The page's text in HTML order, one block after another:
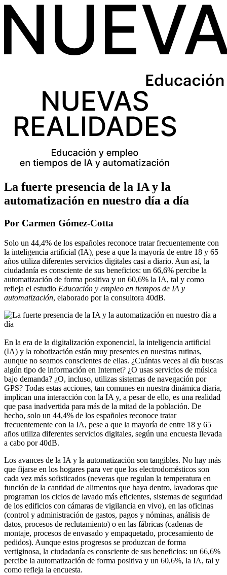
La fuerte presencia de la IA y la
automatización en nuestro día a día
Por Carmen Gómez-Cotta
Solo un 44,4% de los españoles reconoce tratar frecuentemente con
la inteligencia artificial (IA), pese a que la mayoría de entre 18 y 65
años utiliza diferentes servicios digitales casi a diario. Aun así, la
ciudadanía es consciente de sus beneficios: un 66,6% percibe la
automatización de forma positiva y un 60,6% la IA, tal y como
refleja el estudio Educación y empleo en tiempos de IA y
automatización, elaborado por la consultora 40dB.
En la era de la digitalización exponencial, la inteligencia artificial
(IA) y la robotización están muy presentes en nuestras rutinas,
aunque no seamos conscientes de ellas. ¿Cuántas veces al día buscas
algún tipo de información en Internet? ¿O usas servicios de música
bajo demanda? ¿O, incluso, utilizas sistemas de navegación por
GPS? Todas estas acciones, tan comunes en nuestra dinámica diaria,
implican una interacción con la IA y, a pesar de ello, es una realidad
que pasa inadvertida para más de la mitad de la población. De
hecho, solo un 44,4% de los españoles reconoce tratar
frecuentemente con la IA, pese a que la mayoría de entre 18 y 65
años utiliza diferentes servicios digitales, según una encuesta llevada
a cabo por 40dB.
Los avances de la IA y la automatización son tangibles. No hay más
que fijarse en los hogares para ver que los electrodomésticos son
cada vez más sofisticados (neveras que regulan la temperatura en
función de la cantidad de alimentos que haya dentro, lavadoras que
programan los ciclos de lavado más eficientes, sistemas de seguridad
de los edificios con cámaras de vigilancia en vivo), en las oficinas
(control y administración de gastos, pagos y nóminas, análisis de
datos, procesos de reclutamiento) o en las fábricas (cadenas de
montaje, procesos de envasado y empaquetado, procesamiento de
pedidos). Aunque estos progresos se produzcan de forma
vertiginosa, la ciudadanía es consciente de sus beneficios: un 66,6%
percibe la automatización de forma positiva y un 60,6%, la IA, tal y
como refleja la encuesta.